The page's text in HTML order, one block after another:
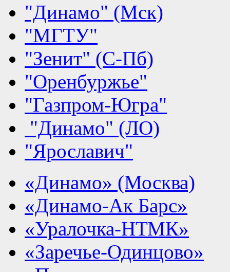
"Динамо" (Мск)
"МГТУ"
"Зенит" (С-Пб)
"Оренбуржье"
"Газпром-Югра"
"Динамо" (ЛО)
"Ярославич"
«Динамо» (Москва)
«Динамо-Ак Барс»
«Уралочка-НТМК»
«Заречье-Одинцово»